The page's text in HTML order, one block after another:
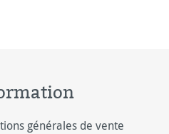
générales de vente